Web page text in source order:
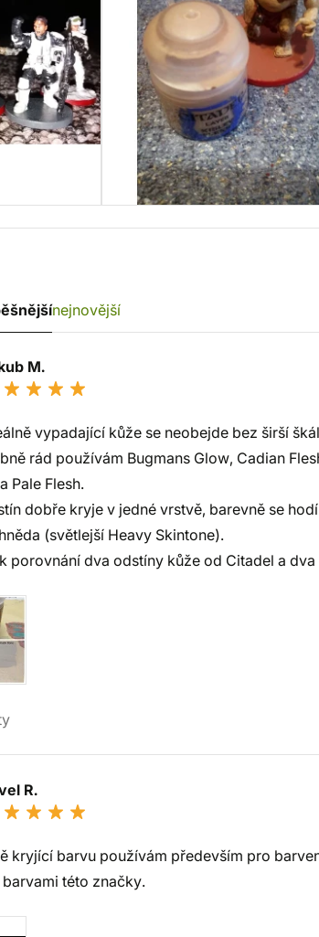
nejnovější
M.
vypadající kůže se neobejde bez širší
rád používám Bugmans Glow, Cadian
Pale Flesh.
dobře kryje v jedné vrstvě, barevně se
(světlejší Heavy Skintone).
k porovnání dva odstíny kůže od Citadel a
R.
kryjící barvu používám především pro
této značky.